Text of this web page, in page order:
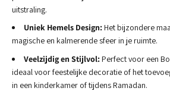
uitstraling.
Uniek Hemels Design:Het bijzondere
magische en kalmerende sfeer in je ruimte.
Veelzijdig en Stijlvol:Perfect voor een
ideaal voor feestelijke decoratie of het
in een kinderkamer of tijdens Ramadan.